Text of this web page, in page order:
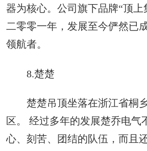
器为核心。公司旗下品牌“顶上
二零零一年，发展至今俨然已
领航者。
8.楚楚
楚楚吊顶坐落在浙江省桐
区。 经过多年的发展楚乔电气
心、刻苦、团结的队伍，而且